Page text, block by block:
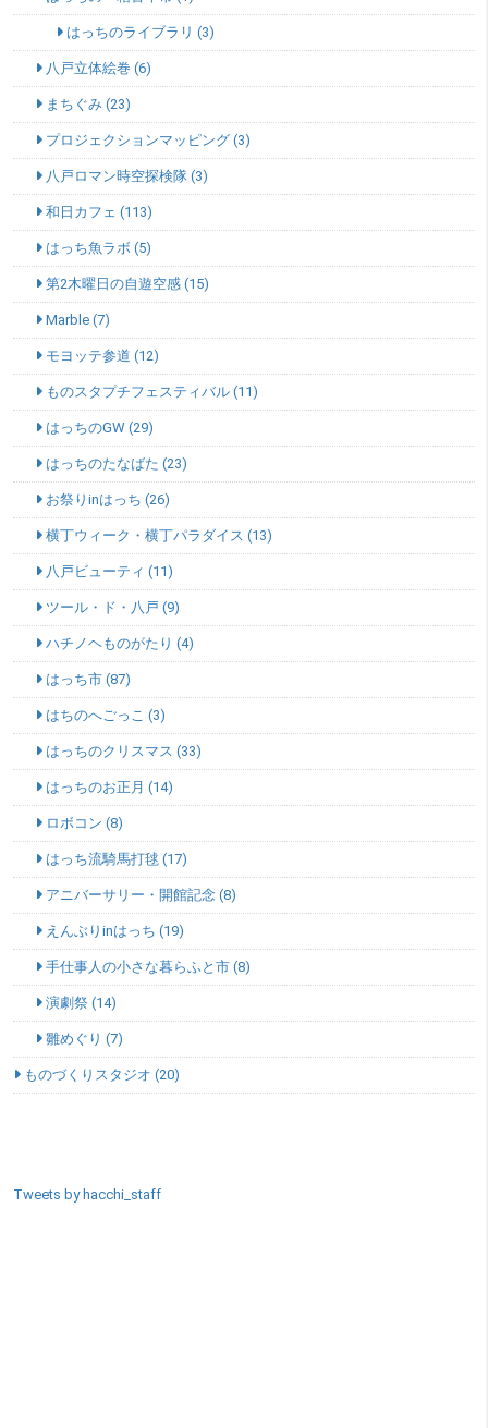
はっちのライブラリ (3)
八戸立体絵巻 (6)
まちぐみ (23)
プロジェクションマッピング (3)
八戸ロマン時空探検隊 (3)
和日カフェ (113)
はっち魚ラボ (5)
第2木曜日の自遊空感 (15)
Marble (7)
モヨッテ参道 (12)
ものスタプチフェスティバル (11)
はっちのGW (29)
はっちのたなばた (23)
お祭りinはっち (26)
横丁ウィーク・横丁パラダイス (13)
八戸ビューティ (11)
ツール・ド・八戸 (9)
ハチノヘものがたり (4)
はっち市 (87)
はちのへごっこ (3)
はっちのクリスマス (33)
はっちのお正月 (14)
ロボコン (8)
はっち流騎馬打毬 (17)
アニバーサリー・開館記念 (8)
えんぶりinはっち (19)
手仕事人の小さな暮らふと市 (8)
演劇祭 (14)
雛めぐり (7)
ものづくりスタジオ (20)
Tweets by hacchi_staff